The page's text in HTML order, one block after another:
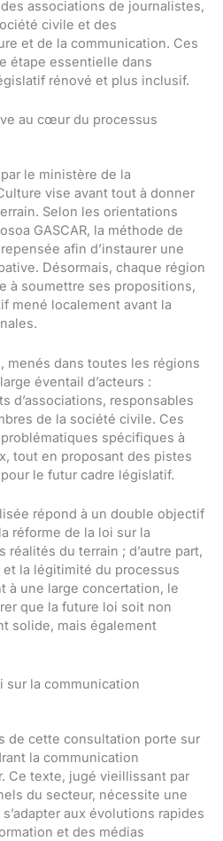
associations de journalistes,
civile et des
et de la communication. Ces
étape essentielle dans
rénové et plus inclusif.
au cœur du processus
le ministère de la
vise avant tout à donner
Selon les orientations
GASCAR, la méthode de
afin d’instaurer une
Désormais, chaque région
à soumettre ses propositions,
mené localement avant la
menés dans toutes les régions
éventail d’acteurs :
d’associations, responsables
de la société civile. Ces
spécifiques à
tout en proposant des pistes
le futur cadre législatif.
répond à un double objectif
réforme de la loi sur la
du terrain ; d’autre part,
la légitimité du processus
à une large concertation, le
que la future loi soit non
solide, mais également
sur la communication
de cette consultation porte sur
la communication
Ce texte, jugé vieillissant par
du secteur, nécessite une
aux évolutions rapides
et des médias